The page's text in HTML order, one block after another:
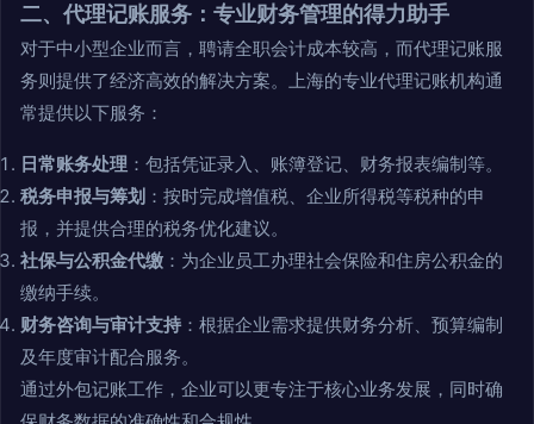
二、代理记账服务：专业财务管理的得力助手
对于中小型企业而言，聘请全职会计成本较高，而代理记账服
务则提供了经济高效的解决方案。上海的专业代理记账机构通
常提供以下服务：
日常账务处理 ：包括凭证录入、账簿登记、财务报表编制等。
税务申报与筹划 ：按时完成增值税、企业所得税等税种的申
报，并提供合理的税务优化建议。
社保与公积金代缴 ：为企业员工办理社会保险和住房公积金的
缴纳手续。
财务咨询与审计支持 ：根据企业需求提供财务分析、预算编制
及年度审计配合服务。
通过外包记账工作，企业可以更专注于核心业务发展，同时确